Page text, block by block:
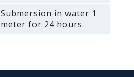
Submersion in water 1
meter for 24 hours.